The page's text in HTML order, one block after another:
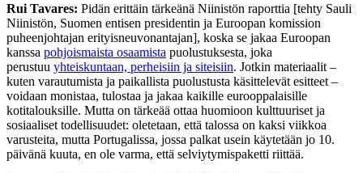
Rui Tavares: Pidän erittäin tärkeänä Niinistön raporttia [tehty Sauli
Niinistön, Suomen entisen presidentin ja Euroopan komission
puheenjohtajan erityisneuvonantajan], koska se jakaa Euroopan
kanssa pohjoismaista osaamista puolustuksesta, joka
perustuu yhteiskuntaan, perheisiin ja siteisiin. Jotkin materiaalit –
kuten varautumista ja paikallista puolustusta käsittelevät esitteet –
voidaan monistaa, tulostaa ja jakaa kaikille eurooppalaisille
kotitalouksille. Mutta on tärkeää ottaa huomioon kulttuuriset ja
sosiaaliset todellisuudet: oletetaan, että talossa on kaksi viikkoa
varusteita, mutta Portugalissa, jossa palkat usein käytetään jo 10.
päivänä kuuta, en ole varma, että selviytymispaketti riittää.